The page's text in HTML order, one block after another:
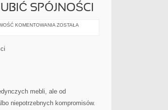
SPÓJNOŚCI
KOMENTOWANIA PROJEKT
ZOSTAŁA
mebli, ale od
niepotrzebnych kompromisów.